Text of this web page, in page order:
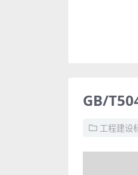
GB/
工程建设